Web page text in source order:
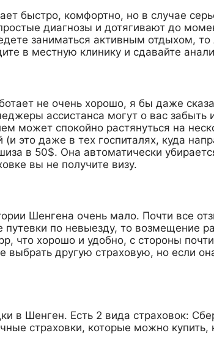
быстро, комфортно, но в случае
диагнозы и дотягивают до
заниматься активным отдыхом,
в местную клинику и сдавайте
не очень хорошо, я бы даже
ассистанса могут о вас
может спокойно растянуться на
это даже в тех госпиталях, куда
в 50$. Она автоматически
вы не получите визу.
Шенгена очень мало. Почти все
по невыезду, то возмещение
что хорошо и удобно, с стороны
выбрать другую страховую, но если
в Шенген. Есть 2 вида страховок:
страховки, которые можно